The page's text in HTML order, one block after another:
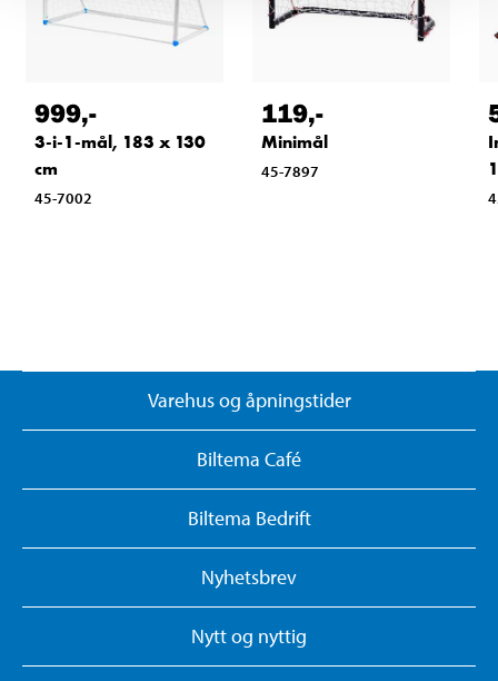
999,-
3-i-1-mål, 183 x 130
cm
45-7002
119,-
Minimål
45-7897
Varehus og åpningstider
Biltema Café
Biltema Bedrift
Nyhetsbrev
Nytt og nyttig